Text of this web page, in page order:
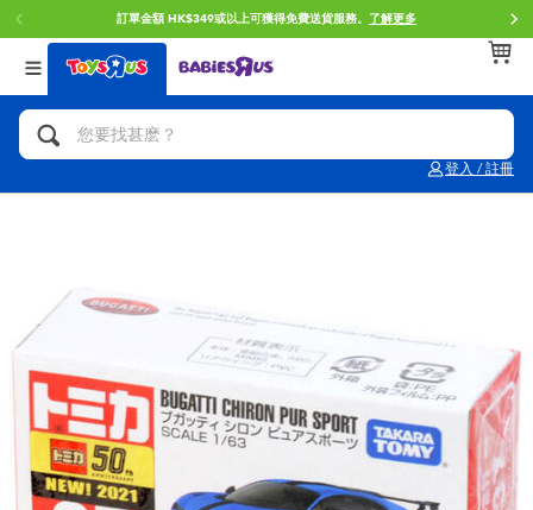
訂單金額 HK$349或以上可獲得免費送貨服務。 了解更多
登入 / 註冊
返回
分類目錄
人氣英雄,角色扮演,射擊玩具
玩具車,貨車,火車及遙控系列
手工藝,文具,蠟筆,泥膠,畫板
娃娃, 芭比,收藏公仔
返回
品牌
Brunch Brother 早午餐兄弟
Play-Doh培樂多
Pokemon寶可夢
返回
年齢
0~2歳
12~14歳
14歳以上